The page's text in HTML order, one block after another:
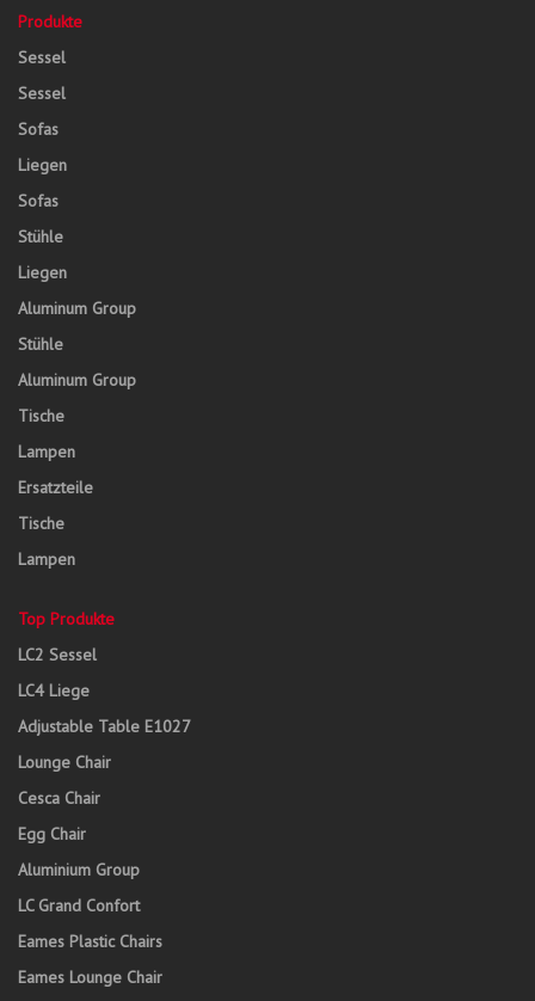
Produkte
Sessel
Sessel
Sofas
Liegen
Sofas
Stühle
Liegen
Aluminum Group
Stühle
Aluminum Group
Tische
Lampen
Ersatzteile
Tische
Lampen
Top Produkte
LC2 Sessel
LC4 Liege
Adjustable Table E1027
Lounge Chair
Cesca Chair
Egg Chair
Aluminium Group
LC Grand Confort
Eames Plastic Chairs
Eames Lounge Chair